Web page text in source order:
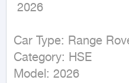
2026
Car Type: Range
Category: HSE
Model: 2026